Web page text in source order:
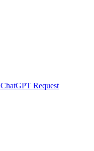
ChatGPT Request